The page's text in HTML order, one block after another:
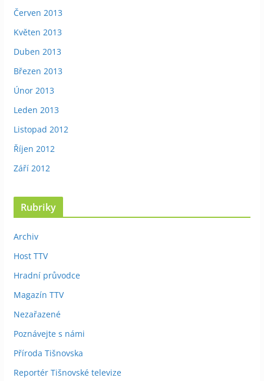
Červen 2013
Květen 2013
Duben 2013
Březen 2013
Únor 2013
Leden 2013
Listopad 2012
Říjen 2012
Září 2012
Rubriky
Archiv
Host TTV
Hradní průvodce
Magazín TTV
Nezařazené
Poznávejte s námi
Příroda Tišnovska
Reportér Tišnovské televize